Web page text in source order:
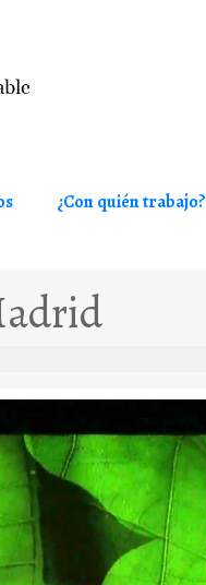
¿Con quién trabajo?